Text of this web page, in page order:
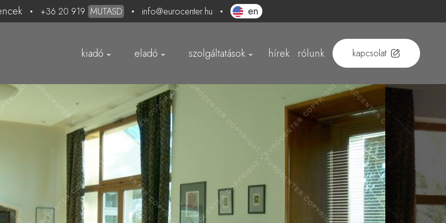
+36 20 919 MUTASD info@eurocenter.hu en
kiadó eladó szolgáltatások hírek rólunk kapcsolat